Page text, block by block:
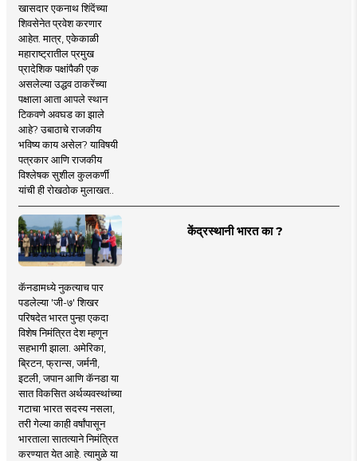
खासदार एकनाथ शिंदेंच्या
शिवसेनेत प्रवेश करणार
आहेत. मात्र, एकेकाळी
महाराष्ट्रातील प्रमुख
प्रादेशिक पक्षांपैकी एक
असलेल्या उद्धव ठाकरेंच्या
पक्षाला आता आपले स्थान
टिकवणे अवघड का झाले
आहे? उबाठाचे राजकीय
भविष्य काय असेल? याविषयी
पत्रकार आणि राजकीय
विश्लेषक सुशील कुलकर्णी
यांची ही रोखठोक मुलाखत..
केंद्रस्थानी भारत का ?
कॅनडामध्ये नुकत्याच पार
पडलेल्या 'जी-७' शिखर
परिषदेत भारत पुन्हा एकदा
विशेष निमंत्रित देश म्हणून
सहभागी झाला. अमेरिका,
ब्रिटन, फ्रान्स, जर्मनी,
इटली, जपान आणि कॅनडा या
सात विकसित अर्थव्यवस्थांच्या
गटाचा भारत सदस्य नसला,
तरी गेल्या काही वर्षांपासून
भारताला सातत्याने निमंत्रित
करण्यात येत आहे. त्यामुळे या